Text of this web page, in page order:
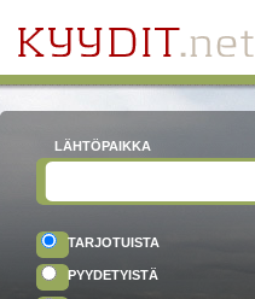
LÄHTÖPAIKKA
TARJOTUISTA
PYYDETYISTÄ